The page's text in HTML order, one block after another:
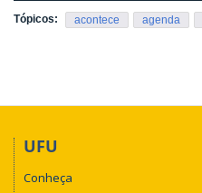
Tópicos: acontece agenda
UFU
Conheça